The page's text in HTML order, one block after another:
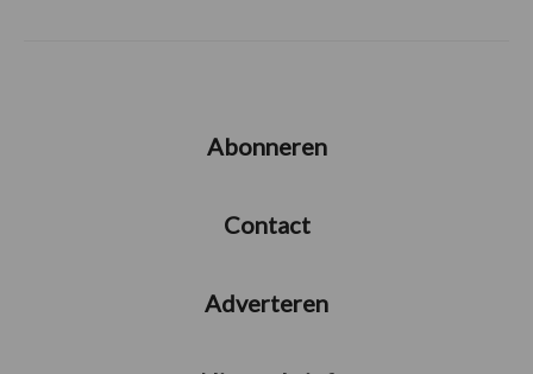
Abonneren
Contact
Adverteren